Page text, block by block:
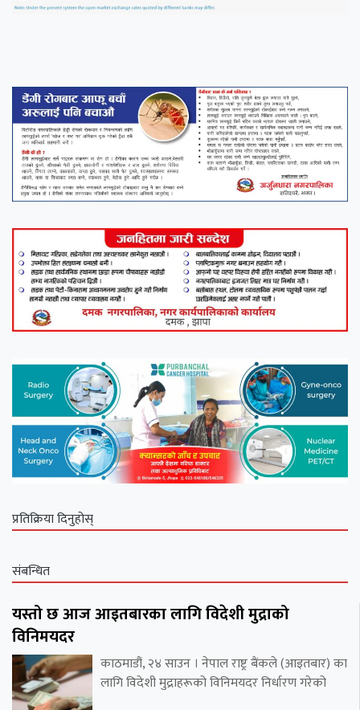
प्रतिक्रिया दिनुहोस्
संबन्धित
यस्तो छ आज आइतबारका लागि विदेशी मुद्राको
विनिमयदर
काठमाडौं, २४ साउन । नेपाल राष्ट्र बैंकले (आइतबार) का
लागि विदेशी मुद्राहरूको विनिमयदर निर्धारण गरेको